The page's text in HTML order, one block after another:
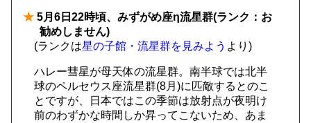
★ 5月6日22時頃、みずがめ座η流星群(ランク：お
勧めしません)
(ランクは星の子館・流星群を見みよう より)
ハレー彗星が母天体の流星群。南半球では北半
球のペルセウス座流星群(8月)に匹敵するとのこ
とですが、日本ではこの季節は放射点が夜明け
前のわずかな時間しか昇ってこないため、あま